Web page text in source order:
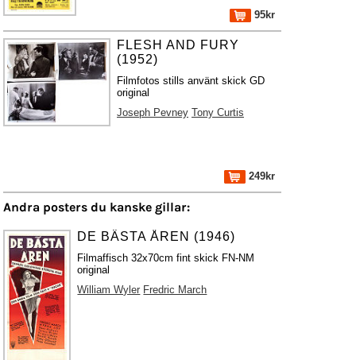
95kr
FLESH AND FURY
(1952)
Filmfotos stills använt skick GD
original
Joseph Pevney Tony Curtis
249kr
Andra posters du kanske gillar:
DE BÄSTA ÅREN (1946)
Filmaffisch 32x70cm fint skick FN-NM
original
William Wyler Fredric March